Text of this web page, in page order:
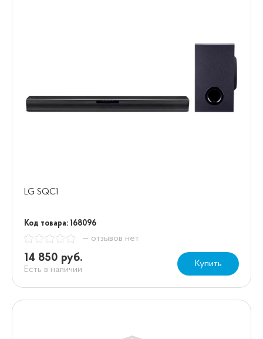
LG SQC1
Код товара: 168096
— отзывов нет
14 850 руб.
Есть в наличии
Купить